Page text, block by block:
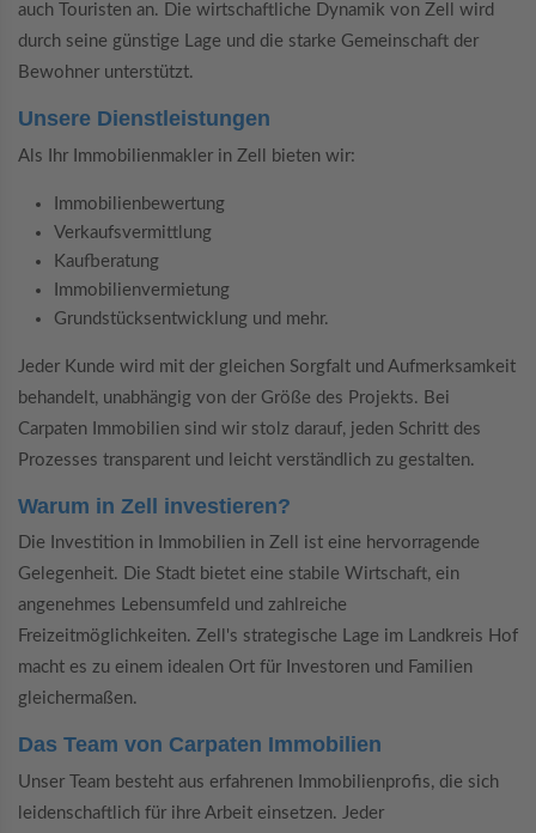
auch Touristen an. Die wirtschaftliche Dynamik von Zell wird
durch seine günstige Lage und die starke Gemeinschaft der
Bewohner unterstützt.
Unsere Dienstleistungen
Als Ihr Immobilienmakler in Zell bieten wir:
Immobilienbewertung
Verkaufsvermittlung
Kaufberatung
Immobilienvermietung
Grundstücksentwicklung und mehr.
Jeder Kunde wird mit der gleichen Sorgfalt und Aufmerksamkeit
behandelt, unabhängig von der Größe des Projekts. Bei
Carpaten Immobilien sind wir stolz darauf, jeden Schritt des
Prozesses transparent und leicht verständlich zu gestalten.
Warum in Zell investieren?
Die Investition in Immobilien in Zell ist eine hervorragende
Gelegenheit. Die Stadt bietet eine stabile Wirtschaft, ein
angenehmes Lebensumfeld und zahlreiche
Freizeitmöglichkeiten. Zell's strategische Lage im Landkreis Hof
macht es zu einem idealen Ort für Investoren und Familien
gleichermaßen.
Das Team von Carpaten Immobilien
Unser Team besteht aus erfahrenen Immobilienprofis, die sich
leidenschaftlich für ihre Arbeit einsetzen. Jeder